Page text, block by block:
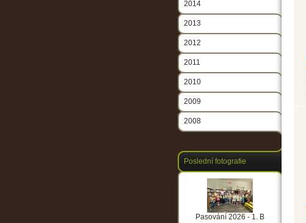
2014
2013
2012
2011
2010
2009
2008
Poslední fotografie
Pasování 2026 - 1. B